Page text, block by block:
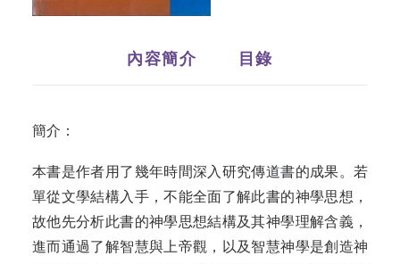
內容簡介 目錄
簡介：
本書是作者用了幾年時間深入研究傳道書的成果。若
單從文學結構入手，不能全面了解此書的神學思想，
故他先分析此書的神學思想結構及其神學理解含義，
進而通過了解智慧與上帝觀，以及智慧神學是創造神